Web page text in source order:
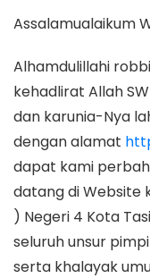
Assalamualaikum
Alhamdulillahi
kehadlirat Allah
dan karunia-Nya
dengan alamat
dapat kami
datang di Website
) Negeri 4 Kota
seluruh unsur
serta khalayak